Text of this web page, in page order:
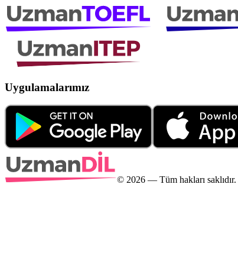
Uygulamalarımız
© 2026 — Tüm hakları saklıdır.